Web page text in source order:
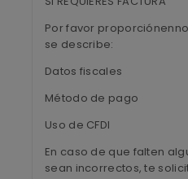
Por favor
se describe:
Datos fiscales
Método de pago
Uso de CFDI
En caso de que falten
sean incorrectos, te